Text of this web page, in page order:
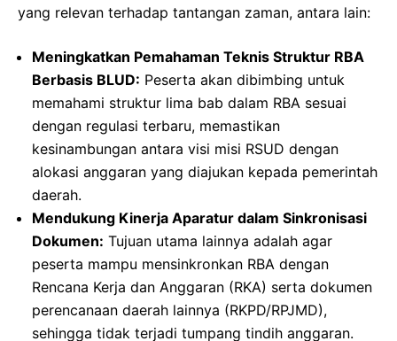
yang relevan terhadap tantangan zaman, antara lain:
Meningkatkan Pemahaman Teknis Struktur RBA
Berbasis BLUD: Peserta akan dibimbing untuk
memahami struktur lima bab dalam RBA sesuai
dengan regulasi terbaru, memastikan
kesinambungan antara visi misi RSUD dengan
alokasi anggaran yang diajukan kepada pemerintah
daerah.
Mendukung Kinerja Aparatur dalam Sinkronisasi
Dokumen: Tujuan utama lainnya adalah agar
peserta mampu mensinkronkan RBA dengan
Rencana Kerja dan Anggaran (RKA) serta dokumen
perencanaan daerah lainnya (RKPD/RPJMD),
sehingga tidak terjadi tumpang tindih anggaran.